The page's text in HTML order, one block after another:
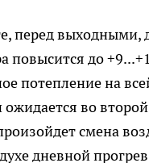
перед выходными,
повысится до
потепление на
ожидается во
смена
дневной